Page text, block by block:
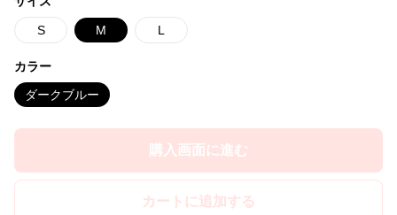
S M L
カラー
ダークブルー
購入画面に進む
カートに追加する